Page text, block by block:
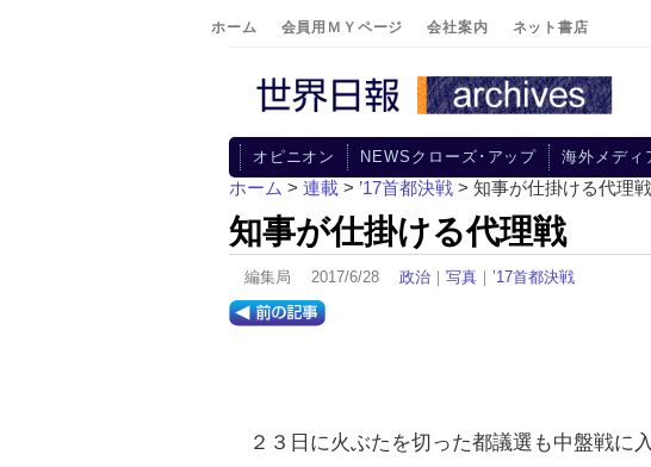
ホーム 会員用ＭＹページ 会社案内 ネット書店
オピニオン NEWSクローズ･アップ 海外メディ
ホーム > 連載 > ’17首都決戦 > 知事が仕掛ける代理戦
知事が仕掛ける代理戦
編集局 2017/6/28 政治 ｜ 写真 ｜ ’17首都決戦
２３日に火ぶたを切った都議選も中盤戦に